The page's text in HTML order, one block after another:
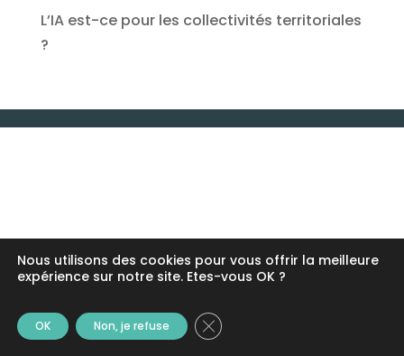
L’IA est-ce pour les collectivités territoriales
?
Nous utilisons des cookies pour vous offrir la meilleure
expérience sur notre site. Etes-vous OK ?
OK Non, je refuse Fermer la bannière des cookies